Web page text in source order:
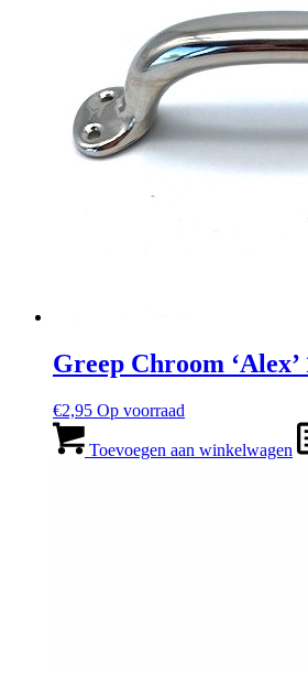
Greep Chroom ‘Alex’
€2,95 Op voorraad
Toevoegen aan winkelwagen